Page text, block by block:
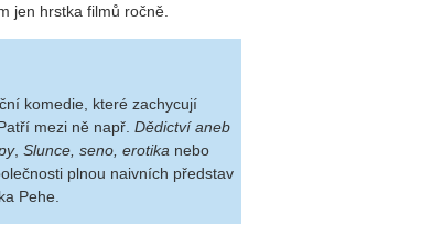
jen hrstka filmů ročně.
komedie, které zachycují
mezi ně např. Dědictví aneb
, Slunce, seno, erotika nebo
plnou naivních představ
Pehe.